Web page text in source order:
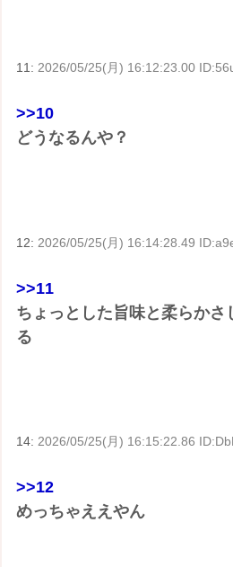
11:2026/05/25(月) 16:12:23.00
>>10
どうなるんや？
12: 2026/05/25(月) 16:14:28.49
>>11
ちょっとした旨味と柔らかさ
る
14: 2026/05/25(月) 16:15:22.86
>>12
めっちゃええやん